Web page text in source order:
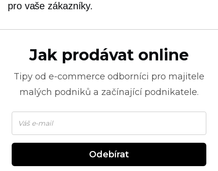
pro vaše zákazníky.
Jak prodávat online
Tipy od e-commerce odborníci pro majitele
malých podniků a začínající podnikatele.
Odebírat